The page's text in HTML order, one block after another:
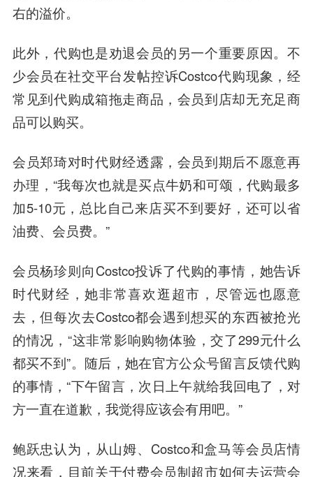
右的溢价。
此外，代购也是劝退会员的另一个重要原因。不
少会员在社交平台发帖控诉Costco代购现象，经
常见到代购成箱拖走商品，会员到店却无充足商
品可以购买。
会员郑琦对时代财经透露，会员到期后不愿意再
办理，“我每次也就是买点牛奶和可颂，代购最多
加5-10元，总比自己来店买不到要好，还可以省
油费、会员费。”
会员杨珍则向Costco投诉了代购的事情，她告诉
时代财经，她非常喜欢逛超市，尽管远也愿意
去，但每次去Costco都会遇到想买的东西被抢光
的情况，“这非常影响购物体验，交了299元什么
都买不到”。随后，她在官方公众号留言反馈代购
的事情，“下午留言，次日上午就给我回电了，对
方一直在道歉，我觉得应该会有用吧。”
鲍跃忠认为，从山姆、Costco和盒马等会员店情
况来看，目前关于付费会员制超市如何去运营会